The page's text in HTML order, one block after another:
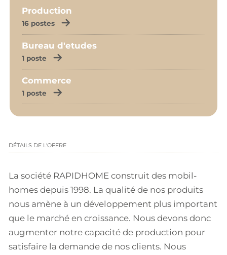
Production
16 postes
Bureau d'etudes
1 poste
Commerce
1 poste
DÉTAILS DE L'OFFRE
La société RAPIDHOME construit des mobil-
homes depuis 1998. La qualité de nos produits
nous amène à un développement plus important
que le marché en croissance. Nous devons donc
augmenter notre capacité de production pour
satisfaire la demande de nos clients. Nous